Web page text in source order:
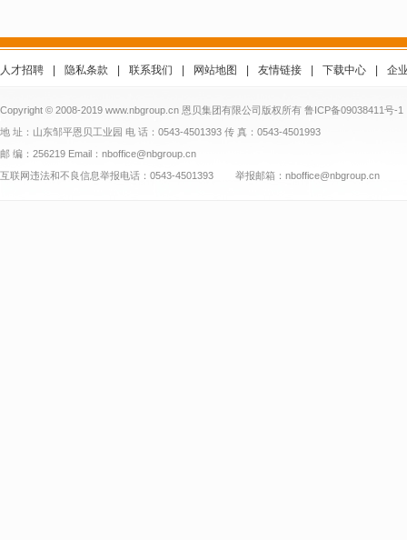
人才招聘 隐私条款 联系我们 网站地图 友情链接 下载中心 企
Copyright © 2008-2019 www.nbgroup.cn 恩贝集团有限公司版权所有 鲁ICP备09038411号-1
地 址：山东邹平恩贝工业园 电 话：0543-4501393 传 真：0543-4501993
邮 编：256219 Email：nboffice@nbgroup.cn
互联网违法和不良信息举报电话：0543-4501393 举报邮箱：nboffice@nbgroup.cn